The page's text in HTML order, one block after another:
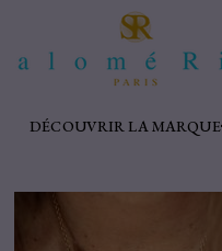
DÉCOUVRIR LA MARQUE